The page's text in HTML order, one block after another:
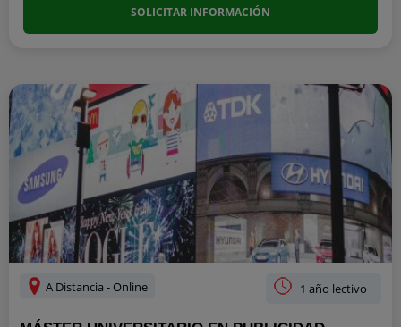
SOLICITAR INFORMACIÓN
A Distancia - Online 1 año lectivo